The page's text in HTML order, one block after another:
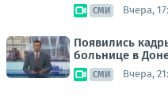
СМИ Вчера,
Появились
больнице в
СМИ Вчера,